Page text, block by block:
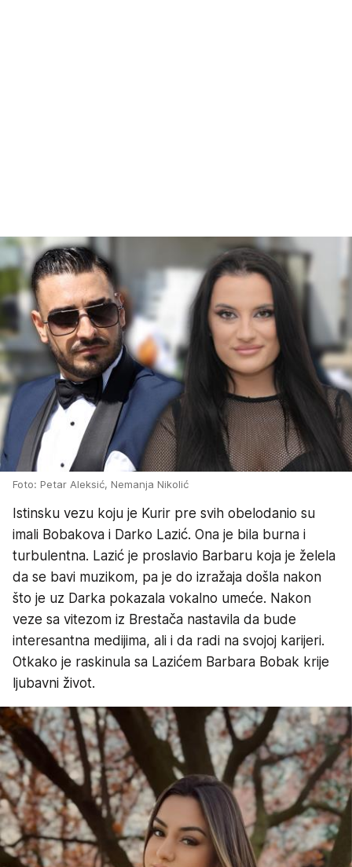
Foto: Petar Aleksić, Nemanja Nikolić
Istinsku vezu koju je Kurir pre svih obelodanio su
imali Bobakova i Darko Lazić. Ona je bila burna i
turbulentna. Lazić je proslavio Barbaru koja je želela
da se bavi muzikom, pa je do izražaja došla nakon
što je uz Darka pokazala vokalno umeće. Nakon
veze sa vitezom iz Brestača nastavila da bude
interesantna medijima, ali i da radi na svojoj karijeri.
Otkako je raskinula sa Lazićem Barbara Bobak krije
ljubavni život.